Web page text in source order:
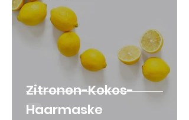
Zitronen-Kokos-
Haarmaske